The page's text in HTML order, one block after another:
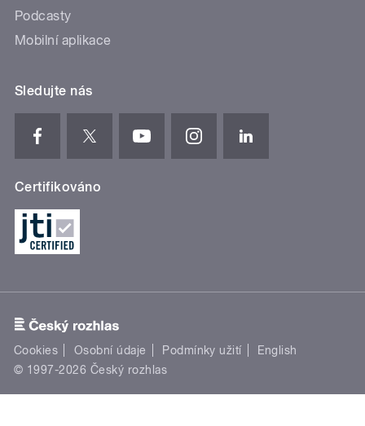
Podcasty
Mobilní aplikace
Sledujte nás
Certifikováno
Cookies Osobní údaje Podmínky užití
English
© 1997-2026 Český rozhlas